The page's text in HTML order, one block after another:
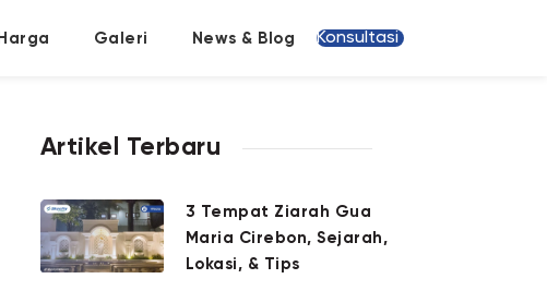
Galeri News & Blog Konsultasi
Artikel Terbaru
3 Tempat Ziarah Gua
Maria Cirebon, Sejarah,
Lokasi, & Tips